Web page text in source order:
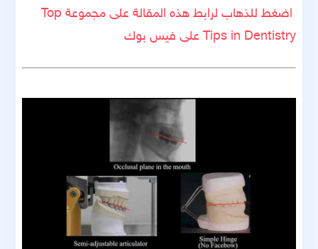
اضغط للذهاب لرابط هذه المقالة على مجموعة Top
Tips in Dentistry على فيس بوك